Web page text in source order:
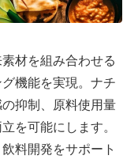
材を組み合わせる
機能を実現。ナチ
抑制、原料使用量
を可能にします。
料開発をサポート